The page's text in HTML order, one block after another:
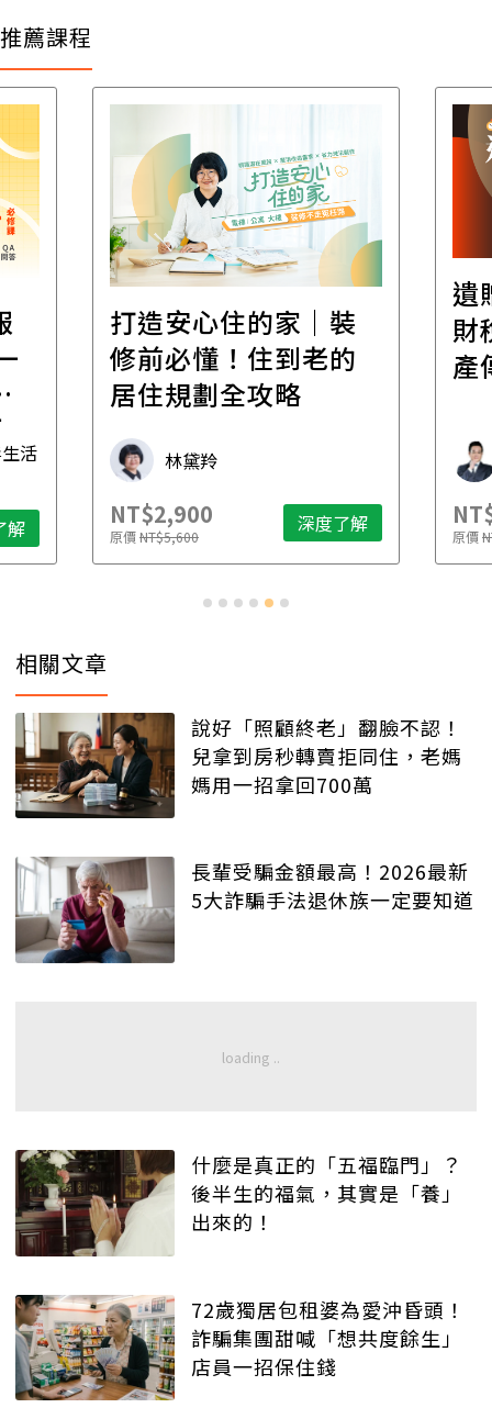
推薦課程
活
解
打造安心住的家｜裝
修前必懂！住到老的
居住規劃全攻略
林黛羚
NT$2,900
原價NT$5,600 深度了解
遺
財
產
原價
相關文章
說好「照顧終老」翻臉不認！
兒拿到房秒轉賣拒同住，老媽
媽用一招拿回700萬
長輩受騙金額最高！2026最新
5大詐騙手法退休族一定要知道
什麼是真正的「五福臨門」？
後半生的福氣，其實是「養」
出來的！
72歲獨居包租婆為愛沖昏頭！
詐騙集團甜喊「想共度餘生」
店員一招保住錢